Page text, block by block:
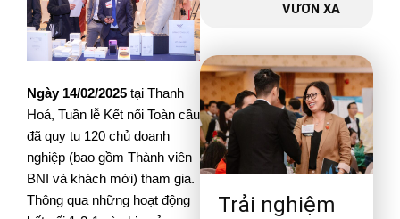
Ngày 14/02/2025 tại Thanh
Hoá, Tuần lễ Kết nối Toàn cầu
đã quy tụ 120 chủ doanh
nghiệp (bao gồm Thành viên
BNI và khách mời) tham gia.
Thông qua những hoạt động
VƯƠN XA
Trải nghiệm